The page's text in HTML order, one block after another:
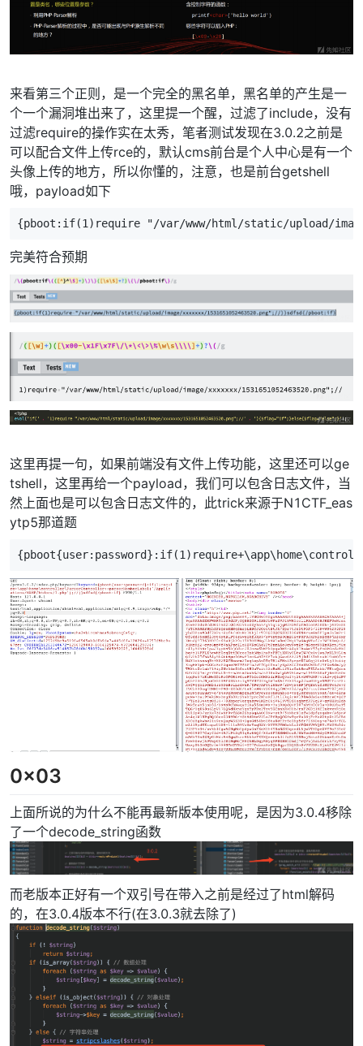
来看第三个正则，是一个完全的黑名单，黑名单的产生是一
个一个漏洞堆出来了，这里提一个醒，过滤了include，没有
过滤require的操作实在太秀，笔者测试发现在3.0.2之前是
可以配合文件上传rce的，默认cms前台是个人中心是有一个
头像上传的地方，所以你懂的，注意，也是前台getshell
哦，payload如下
{pboot:if(1)require "/var/www/html/static/upload/
完美符合预期
这里再提一句，如果前端没有文件上传功能，这里还可以ge
tshell，这里再给一个payload，我们可以包含日志文件，当
然上面也是可以包含日志文件的，此trick来源于N1CTF_eas
ytp5那道题
0x03
上面所说的为什么不能再最新版本使用呢，是因为3.0.4移除
了一个decode_string函数
而老版本正好有一个双引号在带入之前是经过了html解码
的，在3.0.4版本不行(在3.0.3就去除了)